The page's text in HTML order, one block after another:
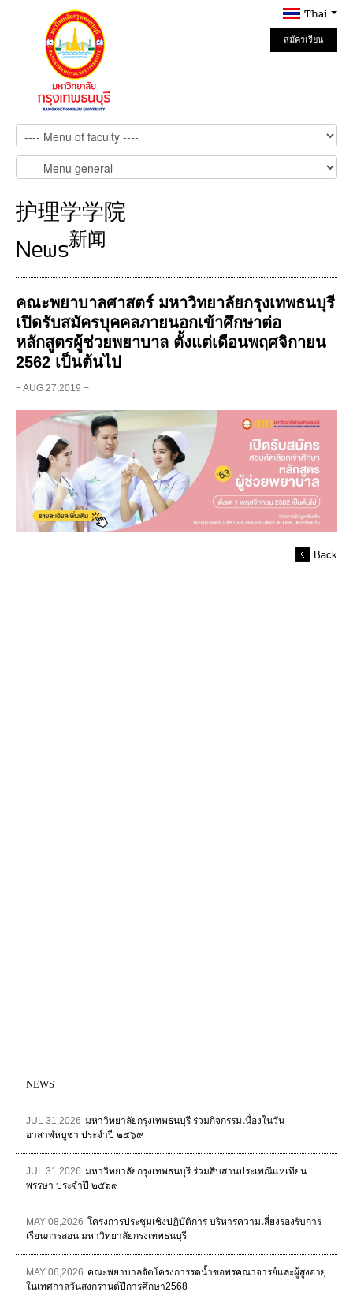
Thai
สมัครเรียน
Online
护理学学院
新闻
News
คณะพยาบาลศาสตร์ มหาวิทยาลัยกรุงเทพธนบุรี
เปิดรับสมัครบุคคลภายนอกเข้าศึกษาต่อ
หลักสูตรผู้ช่วยพยาบาล ตั้งแต่เดือนพฤศจิกายน
2562 เป็นต้นไป
− AUG 27,2019 −
Back
NEWS
JUL 31,2026 มหาวิทยาลัยกรุงเทพธนบุรี ร่วมกิจกรรมเนื่องในวัน
อาสาฬหบูชา ประจำปี ๒๕๖๙
JUL 31,2026 มหาวิทยาลัยกรุงเทพธนบุรี ร่วมสืบสานประเพณีแห่เทียน
พรรษา ประจำปี ๒๕๖๙
MAY 08,2026 โครงการประชุมเชิงปฏิบัติการ บริหารความเสี่ยงรองรับการ
เรียนการสอน มหาวิทยาลัยกรงเทพธนบุรี
MAY 06,2026 คณะพยาบาลจัดโครงการรดน้ำขอพรคณาจารย์และผู้สูงอายุ
ในเทศกาลวันสงกรานต์ปีการศึกษา2568